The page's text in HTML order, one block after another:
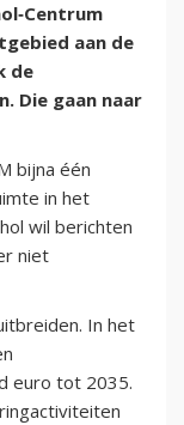
aan de
de
Die gaan naar
bijna één
in het
wil berichten
niet
In het
euro tot 2035.